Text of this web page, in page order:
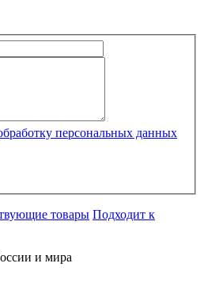
персональных данных
товары Подходит к
и мира